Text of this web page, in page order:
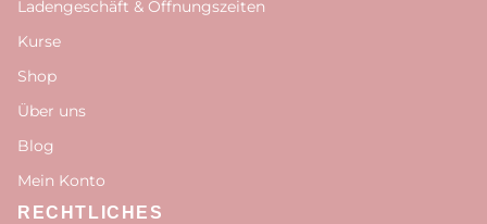
Ladengeschäft & Öffnungszeiten
Kurse
Shop
Über uns
Blog
Mein Konto
RECHTLICHES